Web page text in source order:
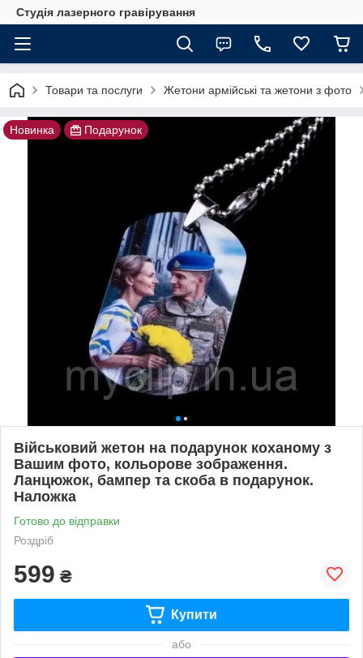
Студія лазерного гравірування
Товари та послуги Жетони армійські та жетони з фото
Новинка Подарунок
Військовий жетон на подарунок коханому з
Вашим фото, кольорове зображення.
Ланцюжок, бампер та скоба в подарунок.
Наложка
Готово до відправки
Роздріб
599 ₴
Купити
або